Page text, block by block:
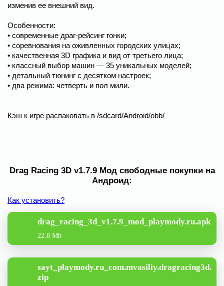
изменив ее внешний вид.
Особенности:
• современные драг-рейсинг гонки;
• соревнования на оживленных городских улицах;
• качественная 3D графика и вид от третьего лица;
• классный выбор машин — 35 уникальных моделей;
• детальный тюнинг с десятком настроек;
• два режима: четверть и пол мили.
Кэш к игре распаковать в /sdcard/Android/obb/
Drag Racing 3D v1.7.9 Мод свободные покупки на
Андроид:
Как установить?
drag_racing_3d_v1.7.9_mod_playmody.ru.apk
22.8 Mb
sayt_playmody.ru_com.mvasiliy.dragracing3d.
zip